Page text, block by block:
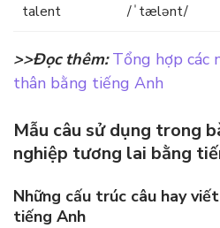
talent
/ˈtælənt/
>>Đọc thêm: Tổng hợp các
thân bằng tiếng Anh
Mẫu câu sử dụng trong
nghiệp tương lai bằng
Những cấu trúc câu hay
tiếng Anh